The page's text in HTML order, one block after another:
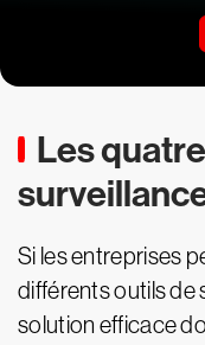
Les
Si les entreprises
différents outils de
solution efficace